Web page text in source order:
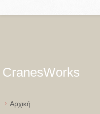
CranesWorks
Aρχική